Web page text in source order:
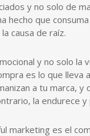
y no solo de
hecho que
causa de raíz.
y no solo la
es lo que lleva
a tu marca, y
la endurece
marketing es el